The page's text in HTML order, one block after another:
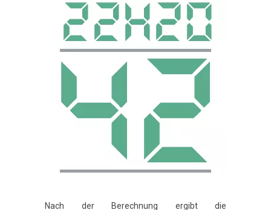
Nach der Berechnung ergibt die